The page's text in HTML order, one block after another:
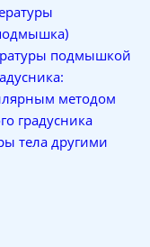
подмышкой
методом
градусника
тела другими